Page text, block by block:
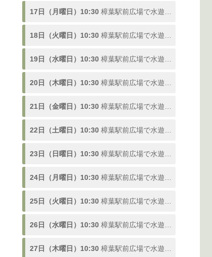
17日（月曜日）10:30 樟葉駅前広場で水遊び！「ドンピシャ！ふんすい広場」熱い夏を楽しむ噴水スポットが登場、参加型の水合戦も開催！8/1〜9/3
18日（火曜日）10:30 樟葉駅前広場で水遊び！「ドンピシャ！ふんすい広場」熱い夏を楽しむ噴水スポットが登場、参加型の水合戦も開催！8/1〜9/3
19日（水曜日）10:30 樟葉駅前広場で水遊び！「ドンピシャ！ふんすい広場」熱い夏を楽しむ噴水スポットが登場、参加型の水合戦も開催！8/1〜9/3
20日（木曜日）10:30 樟葉駅前広場で水遊び！「ドンピシャ！ふんすい広場」熱い夏を楽しむ噴水スポットが登場、参加型の水合戦も開催！8/1〜9/3
21日（金曜日）10:30 樟葉駅前広場で水遊び！「ドンピシャ！ふんすい広場」熱い夏を楽しむ噴水スポットが登場、参加型の水合戦も開催！8/1〜9/3
22日（土曜日）10:30 樟葉駅前広場で水遊び！「ドンピシャ！ふんすい広場」熱い夏を楽しむ噴水スポットが登場、参加型の水合戦も開催！8/1〜9/3
23日（日曜日）10:30 樟葉駅前広場で水遊び！「ドンピシャ！ふんすい広場」熱い夏を楽しむ噴水スポットが登場、参加型の水合戦も開催！8/1〜9/3
24日（月曜日）10:30 樟葉駅前広場で水遊び！「ドンピシャ！ふんすい広場」熱い夏を楽しむ噴水スポットが登場、参加型の水合戦も開催！8/1〜9/3
25日（火曜日）10:30 樟葉駅前広場で水遊び！「ドンピシャ！ふんすい広場」熱い夏を楽しむ噴水スポットが登場、参加型の水合戦も開催！8/1〜9/3
26日（水曜日）10:30 樟葉駅前広場で水遊び！「ドンピシャ！ふんすい広場」熱い夏を楽しむ噴水スポットが登場、参加型の水合戦も開催！8/1〜9/3
27日（木曜日）10:30 樟葉駅前広場で水遊び！「ドンピシャ！ふんすい広場」熱い夏を楽しむ噴水スポットが登場、参加型の水合戦も開催！8/1〜9/3